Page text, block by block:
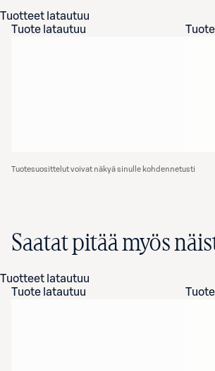
Tuotteet latautuu
Tuote latautuu
Tuotesuosittelut voivat näkyä sinulle kohdennetusti
Saatat pitää myös
Tuotteet latautuu
Tuote latautuu